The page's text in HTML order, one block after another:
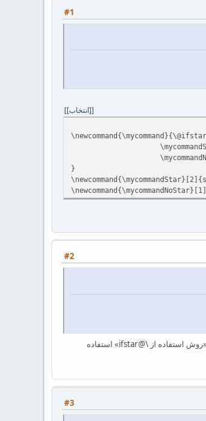
#1
[انتخاب]
\newcommand{\mycommand}{\@ifstar
}
#2
لطفا از عناوینی که هیچ ربطی به پست ارسالی ندارند استفاده نکنید. عنوان «سوالات یک مبتدی» بسیار بی‌معنی است. چرا مثلا از عنوان «روش استفاده از \@ifstar» استفاده
#3